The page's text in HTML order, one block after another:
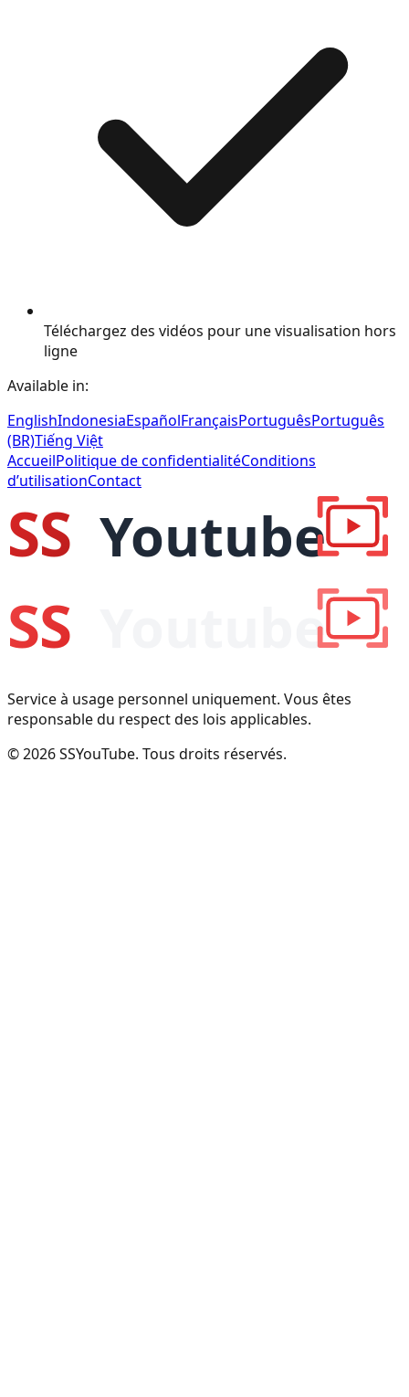
Téléchargez des vidéos pour une visualisation hors
ligne
Available in:
EnglishIndonesiaEspañolFrançaisPortuguêsPortuguês
(BR)Tiếng Việt
AccueilPolitique de confidentialitéConditions
d’utilisationContact
Service à usage personnel uniquement. Vous êtes
responsable du respect des lois applicables.
© 2026 SSYouTube. Tous droits réservés.